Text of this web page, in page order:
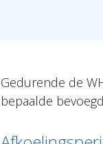
Gedurende de
bepaalde